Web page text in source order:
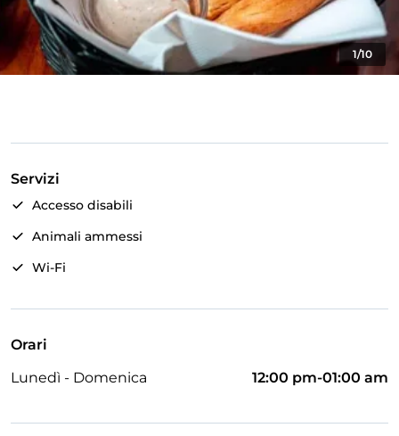
1/10
Servizi
Accesso disabili
Animali ammessi
Wi-Fi
Orari
Lunedì - Domenica
12:00 pm-01:00 am